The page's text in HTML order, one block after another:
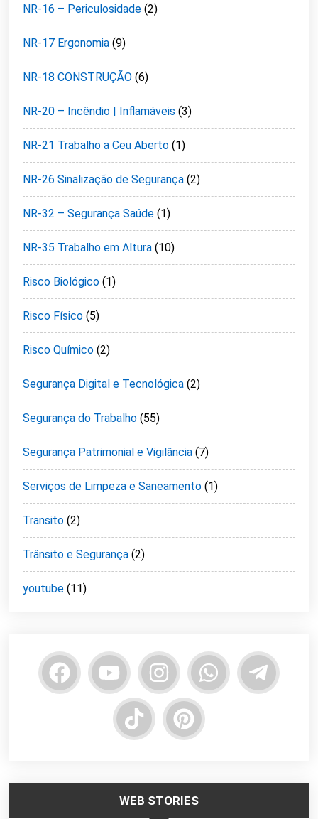
NR-16 – Periculosidade (2)
NR-17 Ergonomia (9)
NR-18 CONSTRUÇÃO (6)
NR-20 – Incêndio | Inflamáveis (3)
NR-21 Trabalho a Ceu Aberto (1)
NR-26 Sinalização de Segurança (2)
NR-32 – Segurança Saúde (1)
NR-35 Trabalho em Altura (10)
Risco Biológico (1)
Risco Físico (5)
Risco Químico (2)
Segurança Digital e Tecnológica (2)
Segurança do Trabalho (55)
Segurança Patrimonial e Vigilância (7)
Serviços de Limpeza e Saneamento (1)
Transito (2)
Trânsito e Segurança (2)
youtube (11)
WEB STORIES